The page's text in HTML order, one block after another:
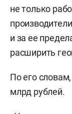
не только
и за ее
расширить
По его
млрд рублей.